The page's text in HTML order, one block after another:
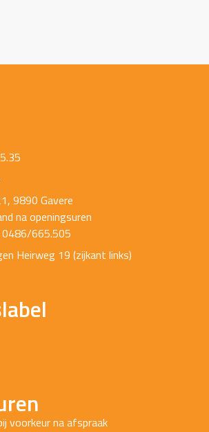
9890 Gavere
na openingsuren
0486/665.505
Heirweg 19 (zijkant links)
voorkeur na afspraak